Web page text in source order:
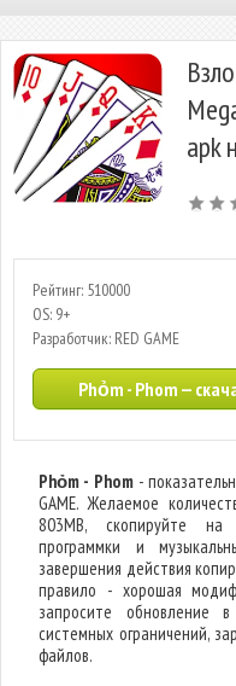
apk
Рейтинг: 510000
OS: 9+
Разработчик: RED GAME
Phỏm - Phom —
Phỏm - Phom-
GAME. Желаемое
803MB, скопируйте на
программки и
завершения действия
правило - хорошая
запросите обновление
системных ограничений,
файлов.